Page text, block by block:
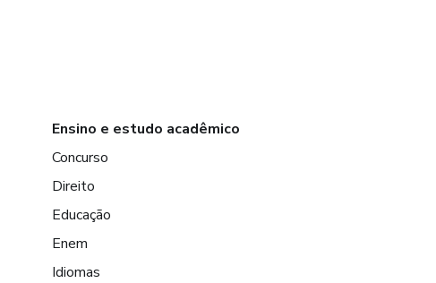
Ensino e estudo acadêmico
Concurso
Direito
Educação
Enem
Idiomas